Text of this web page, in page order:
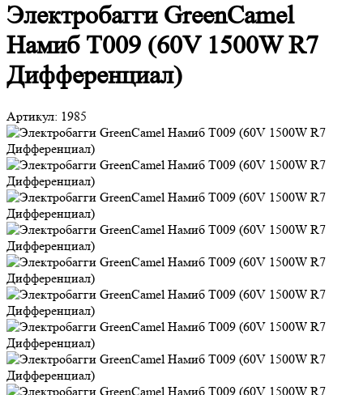
Электробагги GreenCamel
Намиб T009 (60V 1500W R7
Дифференциал)
Артикул: 1985